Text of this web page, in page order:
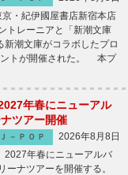
・紀伊國屋書店新宿本店
トレーニアと「新潮文庫
潮文庫がコラボしたプロ
ントが開催された。 本プ
年春にニューアル
ツアー開催
Ｊ－ＰＯＰ
2026年8月8日
年春にニューアルバ
ーナツアーを開催する。